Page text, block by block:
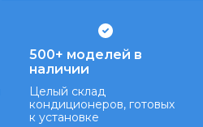
500+ моделей в
наличии
Целый склад
кондиционеров, готовых
к установке